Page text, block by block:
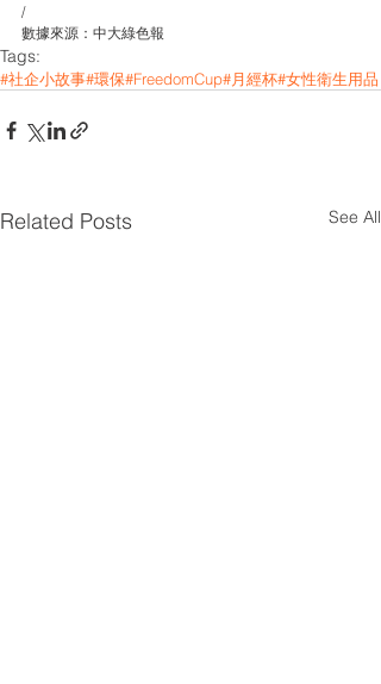
/
數據來源：中大綠色報
Tags:
#社企小故事#環保#FreedomCup#月經杯#女性衛生用品
Related Posts See All